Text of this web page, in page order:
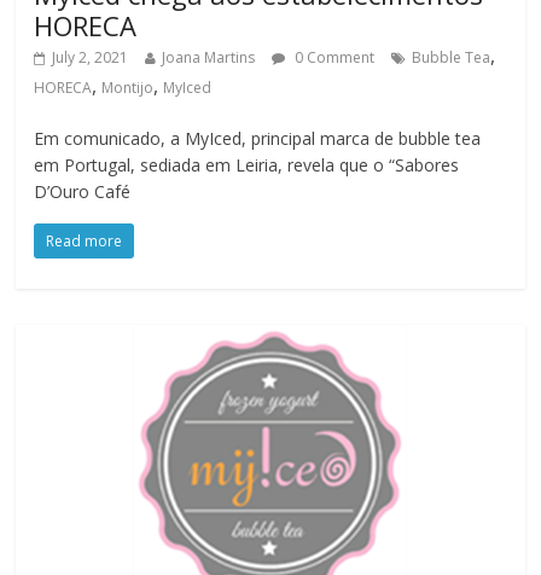
HORECA
July 2, 2021 Joana Martins 0 Comment Bubble Tea,
HORECA, Montijo, MyIced
Em comunicado, a MyIced, principal marca de bubble tea
em Portugal, sediada em Leiria, revela que o “Sabores
D’Ouro Café
Read more